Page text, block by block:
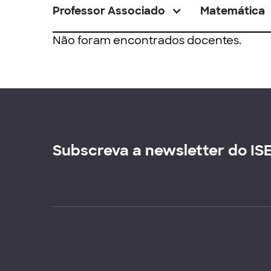
Professor Associado Matemática
Não foram encontrados docentes.
Subscreva a newsletter do